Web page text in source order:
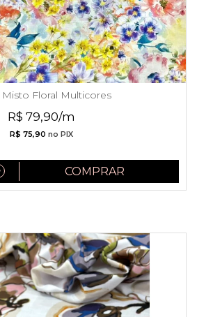
Floral Multicores
R$ 79,90/m
R$ 75,90 no PIX
COMPRAR